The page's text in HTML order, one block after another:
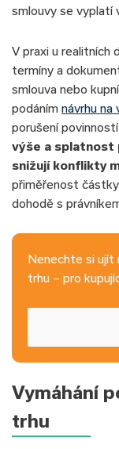
smlouvy se vyplatí
V praxi u realitních
termíny a
smlouva nebo
podáním návrhu na
porušení
výše a splatnost
snižují konflikty
přiměřenost
dohodě s
Nenechte si ujít
trhu – pro
Vymáhání
trhu